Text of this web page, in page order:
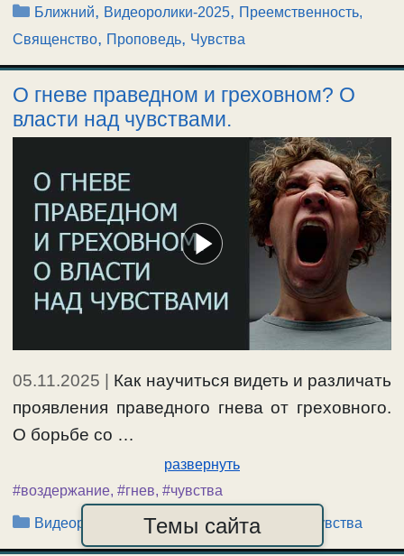
Рубрики
Ближний, Видеоролики-2025, Преемственность,
Священство, Проповедь, Чувства
О гневе праведном и греховном? О
власти над чувствами.
05.11.2025 | Как научиться видеть и различать
проявления праведного гнева от греховного.
О борьбе со …
развернуть
#воздержание, #гнев, #чувства
Рубрики
Видеоролики-2025,Гнев, Раздражение Чувства
Темы сайта